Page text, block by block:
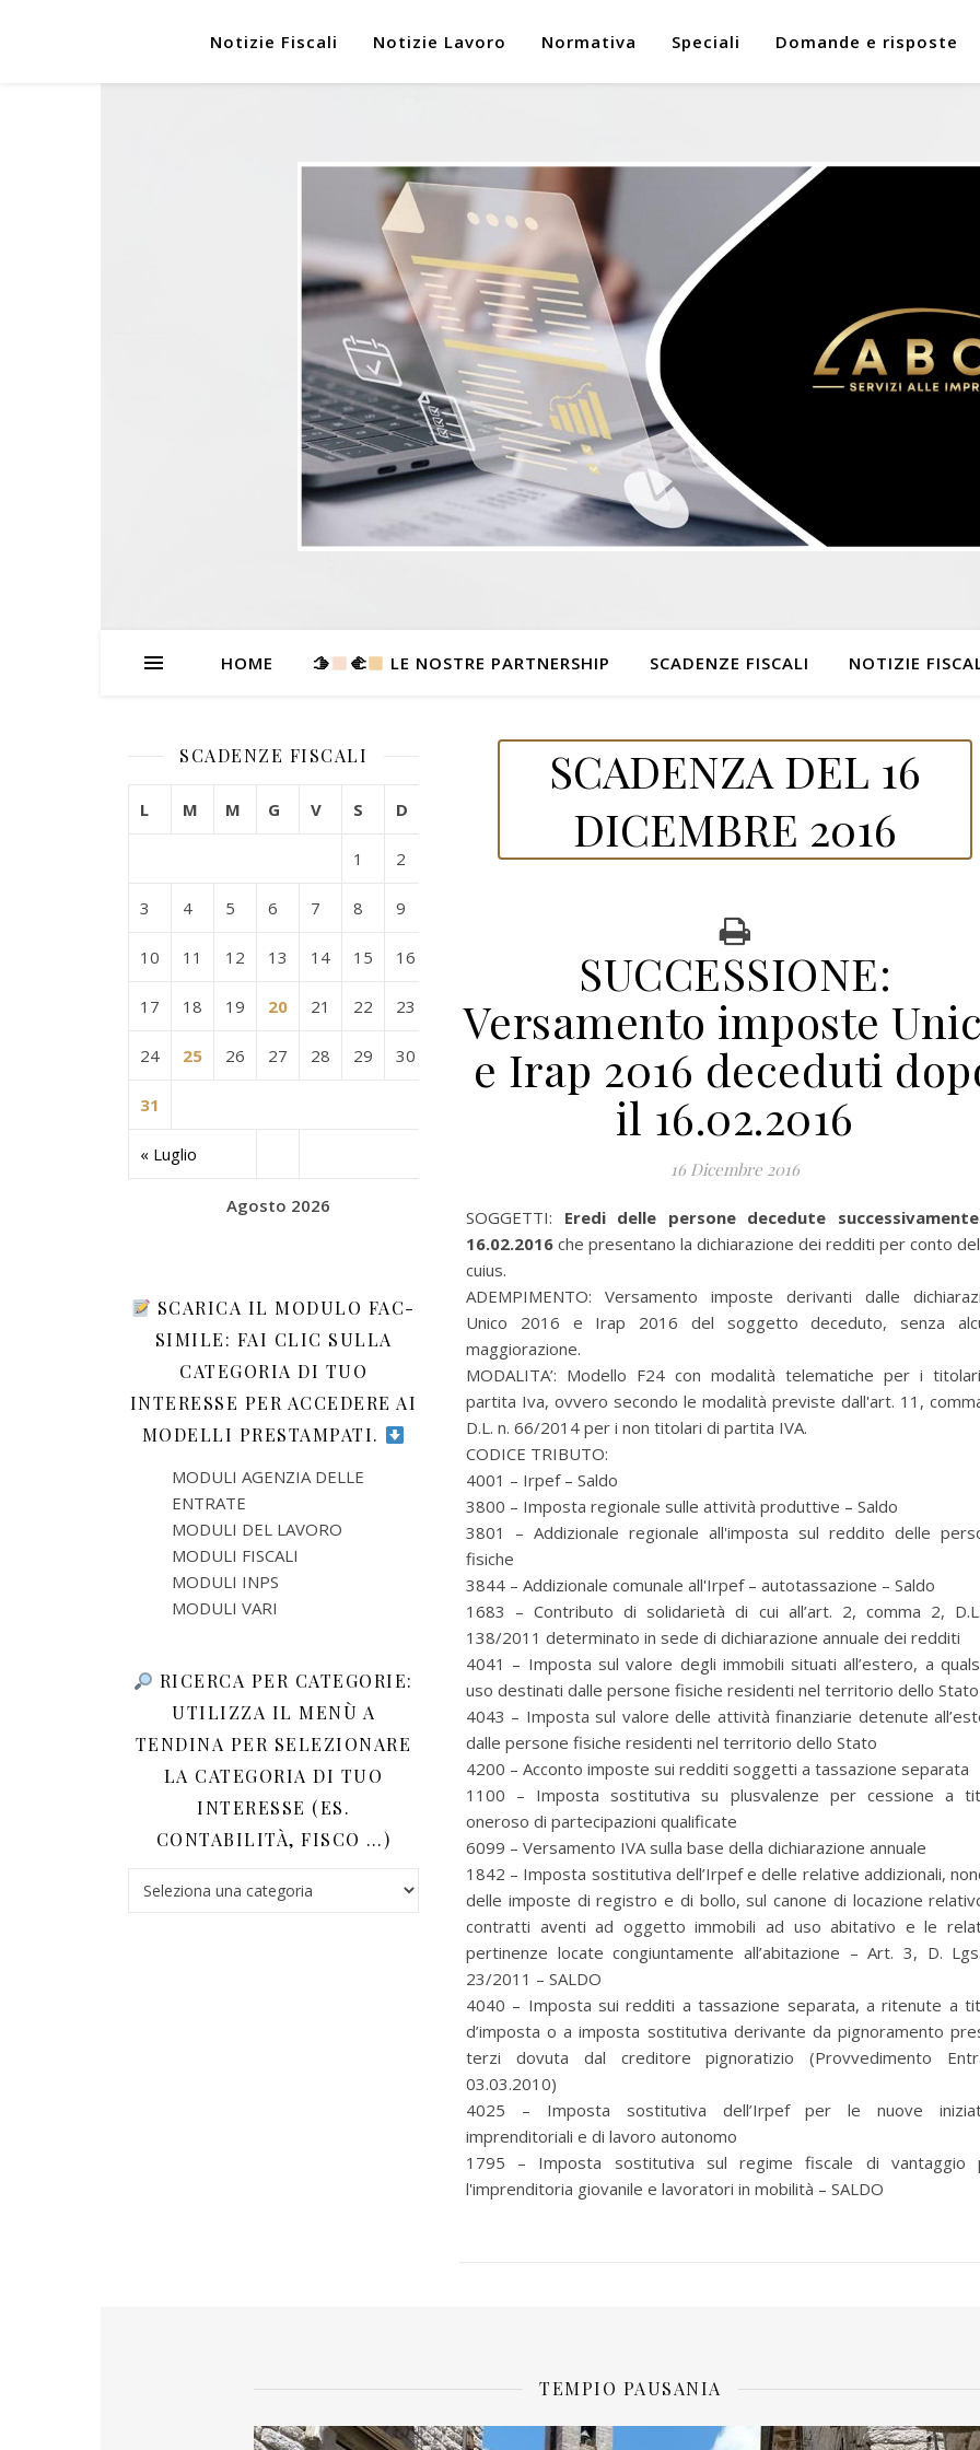
Notizie Fiscali Notizie Lavoro Normativa Speciali Domande e risposte
HOME 🫱 ‍🫲 LE NOSTRE PARTNERSHIP SCADENZE FISCALI NOTIZIE
SCADENZE FISCALI
Agosto 2026
L M M G V S D
« Luglio
1 2
3 4 5 6 7 8 9
10 11 12 13 14 15 16
17 18 19 20 21 22 23
24 25 26 27 28 29 30
31
SCARICA IL MODULO FAC-
SIMILE: FAI CLIC SULLA
CATEGORIA DI TUO
INTERESSE PER ACCEDERE AI
MODELLI PRESTAMPATI.
MODULI AGENZIA DELLE
ENTRATE
MODULI DEL LAVORO
MODULI FISCALI
MODULI INPS
MODULI VARI
RICERCA PER CATEGORIE:
UTILIZZA IL MENÙ A
TENDINA PER SELEZIONARE
LA CATEGORIA DI TUO
INTERESSE (ES.
CONTABILITÀ, FISCO …)
Ricerca per categorie: utilizza il menù a tendina per selezionare la categoria di tuo interesse (es. contabilità,
SCADENZA DEL 16
DICEMBRE 2016
SUCCESSIONE:
Versamento imposte
e Irap 2016 deceduti
il 16.02.2016
16 Dicembre 2016
SOGGETTI: Eredi delle persone decedute
16.02.2016 che presentano la dichiarazione dei redditi per conto
cuius.
ADEMPIMENTO: Versamento imposte derivanti dalle
Unico 2016 e Irap 2016 del soggetto deceduto, senza
maggiorazione.
MODALITA’: Modello F24 con modalità telematiche per i
partita Iva, ovvero secondo le modalità previste dall'art. 11,
D.L. n. 66/2014 per i non titolari di partita IVA.
CODICE TRIBUTO:
4001 – Irpef – Saldo
3800 – Imposta regionale sulle attività produttive – Saldo
3801 – Addizionale regionale all'imposta sul reddito delle
fisiche
3844 – Addizionale comunale all'Irpef – autotassazione – Saldo
1683 – Contributo di solidarietà di cui all’art. 2, comma 2,
138/2011 determinato in sede di dichiarazione annuale dei redditi
4041 – Imposta sul valore degli immobili situati all’estero, a
uso destinati dalle persone fisiche residenti nel territorio dello Stato
4043 – Imposta sul valore delle attività finanziarie detenute
dalle persone fisiche residenti nel territorio dello Stato
4200 – Acconto imposte sui redditi soggetti a tassazione separata
1100 – Imposta sostitutiva su plusvalenze per cessione a
oneroso di partecipazioni qualificate
6099 – Versamento IVA sulla base della dichiarazione annuale
1842 – Imposta sostitutiva dell’Irpef e delle relative addizionali,
delle imposte di registro e di bollo, sul canone di locazione
contratti aventi ad oggetto immobili ad uso abitativo e le
pertinenze locate congiuntamente all’abitazione – Art. 3, D.
23/2011 – SALDO
4040 – Imposta sui redditi a tassazione separata, a ritenute a
d’imposta o a imposta sostitutiva derivante da pignoramento
terzi dovuta dal creditore pignoratizio (Provvedimento
03.03.2010)
4025 – Imposta sostitutiva dell’Irpef per le nuove
imprenditoriali e di lavoro autonomo
1795 – Imposta sostitutiva sul regime fiscale di vantaggio
l'imprenditoria giovanile e lavoratori in mobilità – SALDO
TEMPIO PAUSANIA